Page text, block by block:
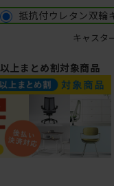
抵抗付ウレタン双輪
キャスタ
上まとめ割対象商品